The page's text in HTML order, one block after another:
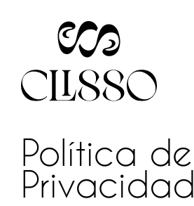
Política de
Privacidad